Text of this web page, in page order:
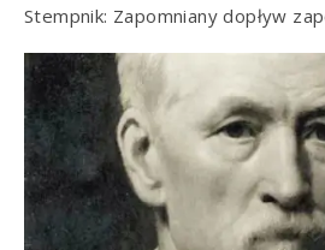
Stempnik: Zapomniany dopływ